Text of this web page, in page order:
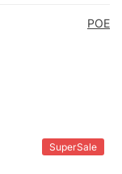
POE
SuperSale